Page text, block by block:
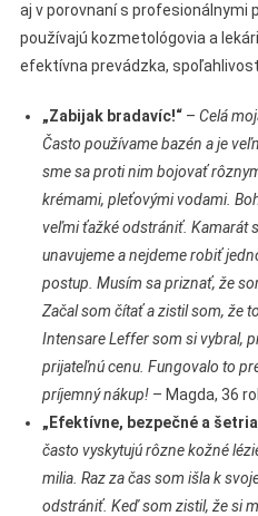
aj v porovnaní s
používajú kozmetológovia a
efektívna prevádzka,
„Zabijak bradavíc!“– Celá
Často používame bazén a je
sme sa proti nim bojovať
krémami, pleťovými vodami.
veľmi ťažké odstrániť. Kamarát
unavujeme a nejdeme robiť
postup. Musím sa priznať, že
Začal som čítať a zistil som, že
Intensare Leffer som si vybral,
prijateľnú cenu. Fungovalo to
príjemný nákup!– Magda, 36
„Efektívne, bezpečné a
často vyskytujú rôzne kožné
milia. Raz za čas som išla k
odstrániť. Keď som zistil, že si